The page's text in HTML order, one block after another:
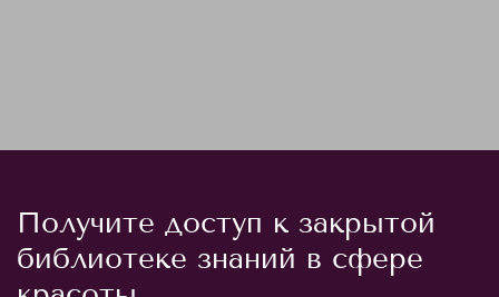
Получите доступ к закрытой
библиотеке знаний в сфере